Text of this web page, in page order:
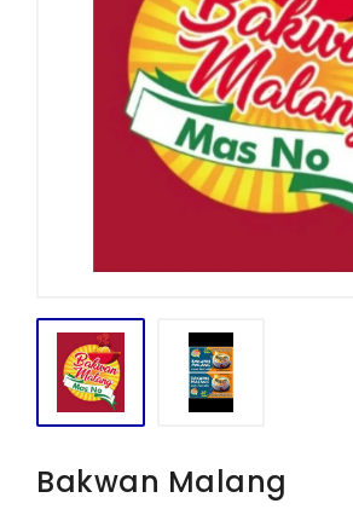
KEGIATAN
I-ACADEMI
IMARKETKU
PENDAFTARAN
Bakwan Malang